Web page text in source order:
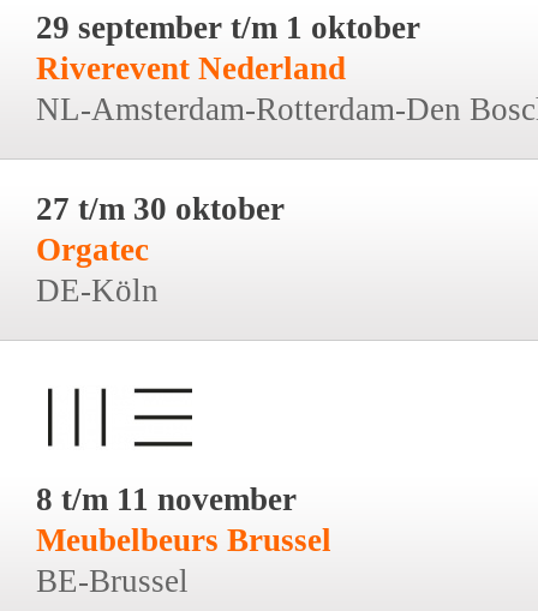
29 september t/m 1 oktober
Riverevent Nederland
NL-Amsterdam-Rotterdam-Den
27 t/m 30 oktober
Orgatec
DE-Köln
8 t/m 11 november
Meubelbeurs Brussel
BE-Brussel